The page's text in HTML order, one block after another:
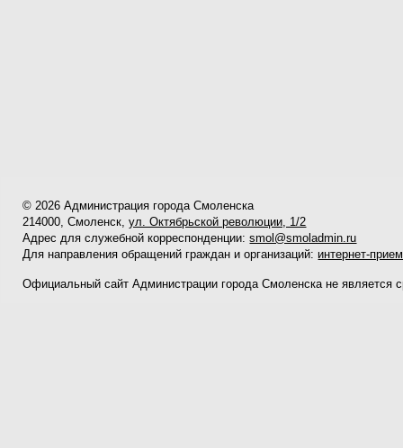
© 2026 Администрация города Смоленска
214000, Смоленск,ул. Октябрьской революции, 1/2
Адрес для служебной корреспонденции:smol@smoladmin.ru
Для направления обращений граждан и организаций: интернет-
Официальный сайт Администрации города Смоленска не является